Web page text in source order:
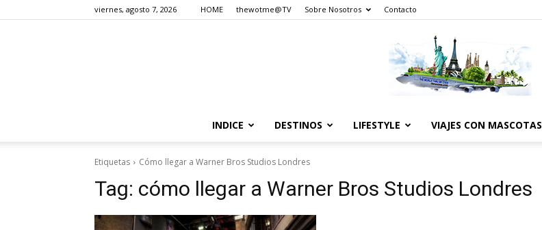
viernes, agosto 7, 2026 HOME thewotme@TV Sobre Nosotros Contacto
INDICE DESTINOS LIFESTYLE VIAJES CON MASCOTAS
Etiquetas Cómo llegar a Warner Bros Studios Londres
Tag: cómo llegar a Warner Bros Studios Londres